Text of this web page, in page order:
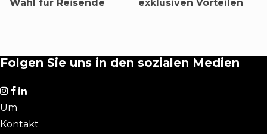
Wahl für Reisende
exklusiven Vorteilen
Folgen Sie uns in den sozialen Medien
Um
Kontakt